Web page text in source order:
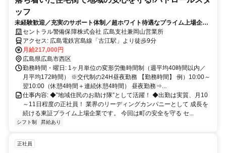
ッフ
未経験歓迎／充実のサポート体制／超ホワイト待遇なプライム上場企業
で安定して働く◎
セントラル警備保障株式会社 広島支社兼岡山営業所
アクセス: 広島電鉄宮島線「古江駅」より徒歩9分
月給217,000円
広島県広島市西区
勤務時間・曜日: 1ヶ月単位の変形労働時間制（週平均40時間以内／
月平均172時間） ※交代制の24H昼夜勤務 【勤務時間】 例）10:00～
翌10:00（休憩4時間＋連続休憩4時間） 昼夜勤務⇒...
仕事内容: ◆”地域住民のお助け隊”として活躍！ ◆出勤は実質、月10
～11日程度の正社員！ 業界のリーディングカンパニーとして 成長を
続ける東証プライム上場企業です。 今回は町の安全を守る セ...
シフト制 昇給あり
正社員